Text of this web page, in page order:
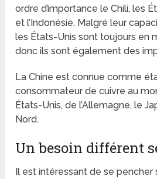
ordre d’importance le Chili, les
et l’Indonésie. Malgré leur
les États-Unis sont toujours en
donc ils sont également des
La Chine est connue comme
consommateur de cuivre au
États-Unis, de l’Allemagne, le
Nord.
Un besoin différent
Il est intéressant de se pencher